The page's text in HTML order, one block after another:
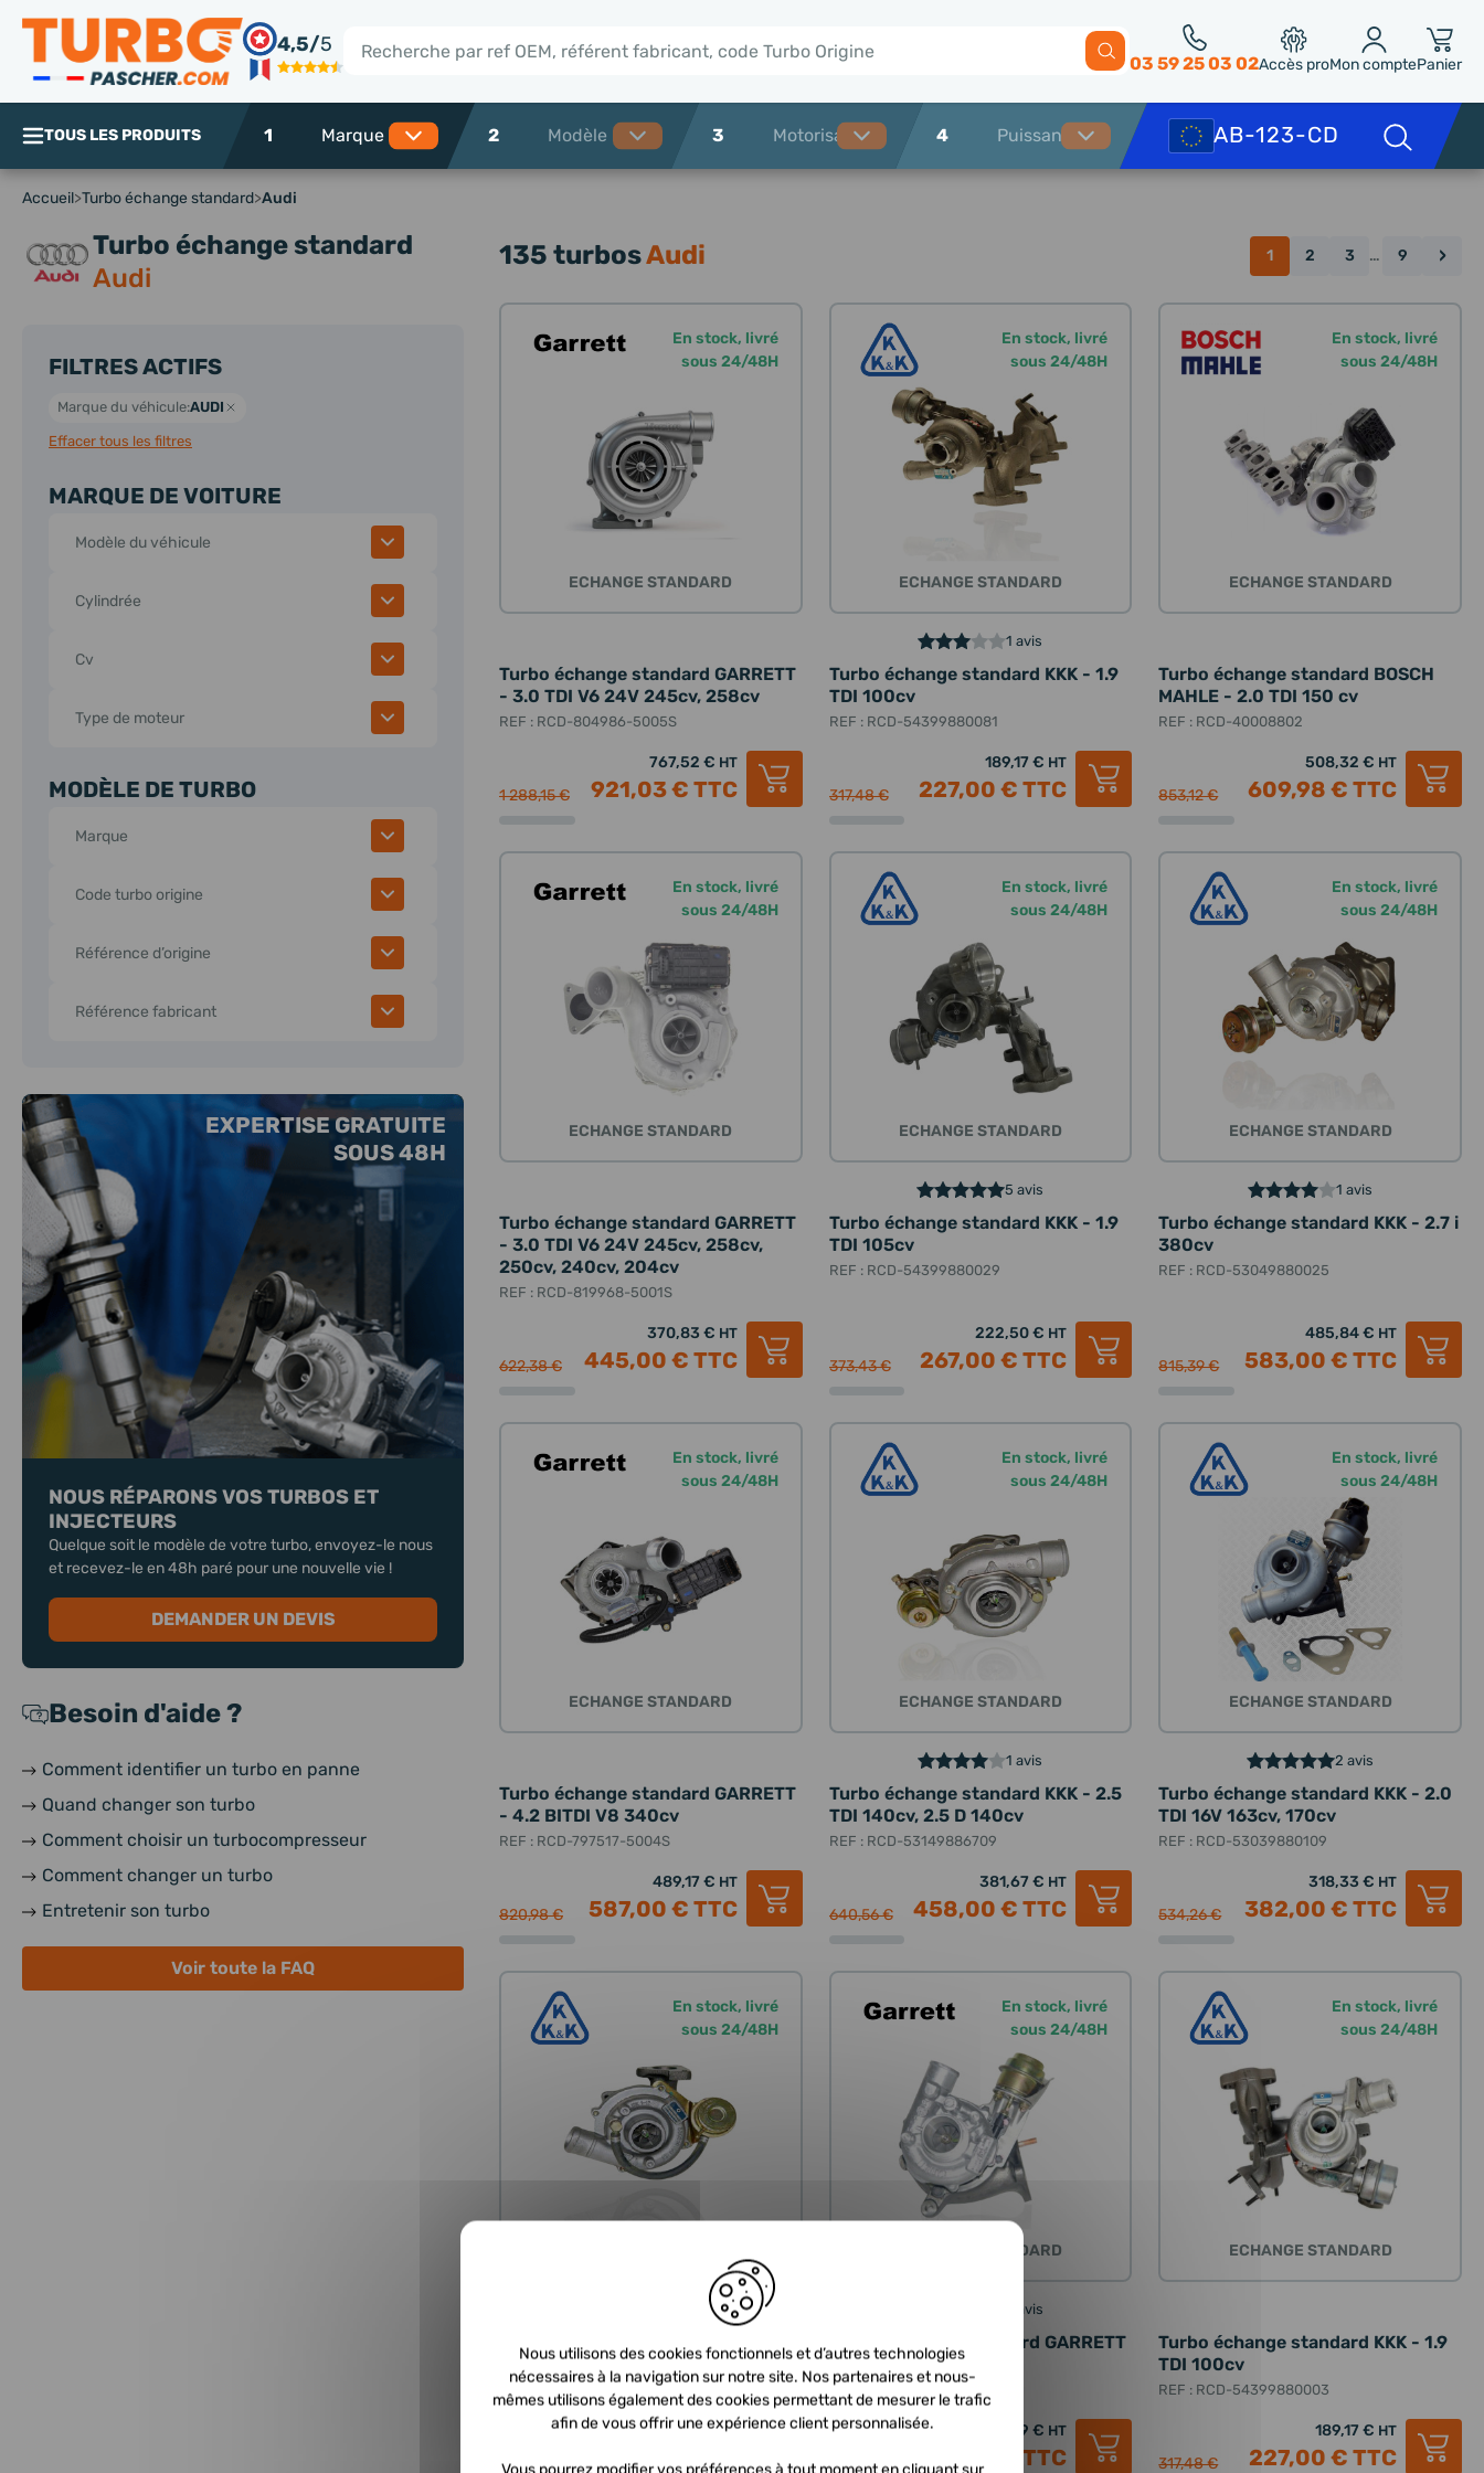
4,5/5
Rechercher 03 59 25 03 02Accès proMon comptePanier
TOUS LES PRODUITS 1 2 3 4
Accueil>Turbo échange standard>Audi
Turbo échange standard
Audi
FILTRES ACTIFS
Marque du véhicule:AUDI
Effacer tous les filtres
MARQUE DE VOITURE
Modèle du véhicule
Cylindrée
Cv
Type de moteur
MODÈLE DE TURBO
Marque
Code turbo origine
Référence d’origine
Référence fabricant
EXPERTISE GRATUITE
SOUS 48H
NOUS RÉPARONS VOS TURBOS ET
INJECTEURS
Quelque soit le modèle de votre turbo, envoyez-le nous
et recevez-le en 48h paré pour une nouvelle vie !
DEMANDER UN DEVIS
Besoin d'aide ?
Comment identifier un turbo en panne
Quand changer son turbo
Comment choisir un turbocompresseur
Comment changer un turbo
Entretenir son turbo
Voir toute la FAQ
135 turbosAudi 1 2 3 … 9 ›
En stock, livré
sous 24/48H
ECHANGE STANDARD
Turbo échange standard GARRETT
- 3.0 TDI V6 24V 245cv, 258cv
REF : RCD-804986-5005S
1 288,15 €
767,52 € HT
921,03 € TTC
En stock, livré
sous 24/48H
ECHANGE STANDARD
1 avis
Turbo échange standard KKK - 1.9
TDI 100cv
REF : RCD-54399880081
317,48 €
189,17 € HT
227,00 € TTC
En stock, livré
sous 24/48H
ECHANGE STANDARD
Turbo échange standard BOSCH
MAHLE - 2.0 TDI 150 cv
REF : RCD-40008802
853,12 €
508,32 € HT
609,98 € TTC
En stock, livré
sous 24/48H
ECHANGE STANDARD
Turbo échange standard GARRETT
- 3.0 TDI V6 24V 245cv, 258cv,
250cv, 240cv, 204cv
REF : RCD-819968-5001S
622,38 €
370,83 € HT
445,00 € TTC
En stock, livré
sous 24/48H
ECHANGE STANDARD
5 avis
Turbo échange standard KKK - 1.9
TDI 105cv
REF : RCD-54399880029
373,43 €
222,50 € HT
267,00 € TTC
En stock, livré
sous 24/48H
ECHANGE STANDARD
1 avis
Turbo échange standard KKK - 2.7 i
380cv
REF : RCD-53049880025
815,39 €
485,84 € HT
583,00 € TTC
En stock, livré
sous 24/48H
ECHANGE STANDARD
Turbo échange standard GARRETT
- 4.2 BITDI V8 340cv
REF : RCD-797517-5004S
820,98 €
489,17 € HT
587,00 € TTC
En stock, livré
sous 24/48H
ECHANGE STANDARD
1 avis
Turbo échange standard KKK - 2.5
TDI 140cv, 2.5 D 140cv
REF : RCD-53149886709
640,56 €
381,67 € HT
458,00 € TTC
En stock, livré
sous 24/48H
ECHANGE STANDARD
2 avis
Turbo échange standard KKK - 2.0
TDI 16V 163cv, 170cv
REF : RCD-53039880109
534,26 €
318,33 € HT
382,00 € TTC
En stock, livré
sous 24/48H
1 avis
Turbo échange standard KKK - 1.9
TD 75cv
REF : RCD-53039880003
388,81 €
231,67 €HT
278,00 € TTC
En stock, livré
sous 24/48H
ECHANGE STANDARD
4 avis
Turbo échange standard GARRETT
- 1.9 TDI 110cv
REF : RCD-454161-0003
345,89 €
206,09 € HT
247,31 € TTC
En stock, livré
sous 24/48H
ECHANGE STANDARD
Turbo échange standard KKK - 1.9
TDI 100cv
REF : RCD-54399880003
317,48 €
189,17 € HT
227,00 € TTC
Panneau de gestion des cookies
Nous utilisons des cookies fonctionnels et d’autres technologies
nécessaires à la navigation sur notre site. Nos partenaires et nous-
mêmes utilisons également des cookies permettant de mesurer le trafic
afin de vous offrir une expérience client personnalisée.